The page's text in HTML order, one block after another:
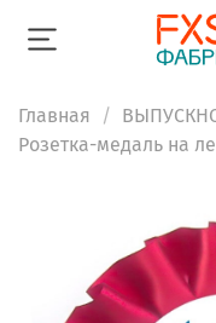
Главная
Розетка-медаль на